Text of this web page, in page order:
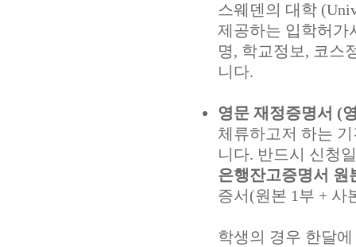
스웨덴의 대학
제공하는 입학허가
명, 학교정보, 코스
니다.
영문 재정증명서 (
체류하고저 하는
니다. 반드시 신청
은행잔고증명서 원
증서(원본 1부 + 사
학생의 경우 한달